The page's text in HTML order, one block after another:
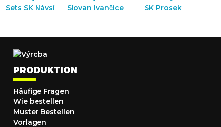
PRODUKTION
Häufige Fragen
Wie bestellen
Muster Bestellen
Vorlagen